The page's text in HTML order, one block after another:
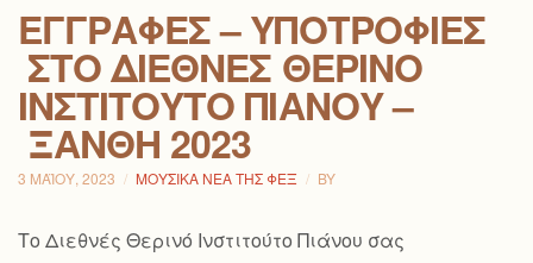
ΕΓΓΡΑΦΈΣ – ΥΠΟΤΡΟΦΊΕΣ
ΣΤΟ ΔΙΕΘΝΈΣ ΘΕΡΙΝΌ
ΙΝΣΤΙΤΟΎΤΟ ΠΙΆΝΟΥ –
ΞΆΝΘΗ 2023
3 ΜΑΪ́ΟΥ, 2023 ΜΟΥΣΙΚΆ ΝΈΑ ΤΗΣ ΦΕΞ BY
Το Διεθνές Θερινό Ινστιτούτο Πιάνου σας